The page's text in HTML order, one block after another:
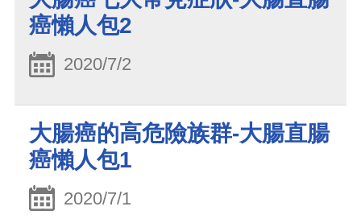
癌懶人包2
2020/7/2
大腸癌的高危險族群-大腸直腸
癌懶人包1
2020/7/1